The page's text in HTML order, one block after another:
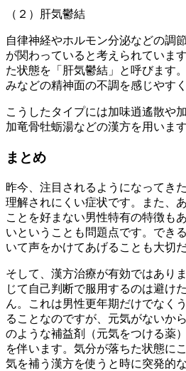
（２）肝気鬱結
自律神経やホルモン分泌などの調
が関わっていると考えられていま
た状態を「肝気鬱結」と呼びます
みなどの精神面の不調を感じやすく
こうしたタイプには加味逍遙散や
加竜骨牡蛎湯などの漢方を用います
まとめ
昨今、注目されるようになってき
理解されにくい症状です。また、
ことを好まない男性特有の特徴も
いということも問題点です。でき
いて声をかけてあげることも大切
そして、漢方治療が有効ではあり
じて自己判断で服用するのは避け
ん。これは男性更年期だけでなく
ることなのですが、元気がないか
のような補益剤（元気をつける薬
を伴います。気分が落ちた状態に
気を補う漢方を使うと時に突発的